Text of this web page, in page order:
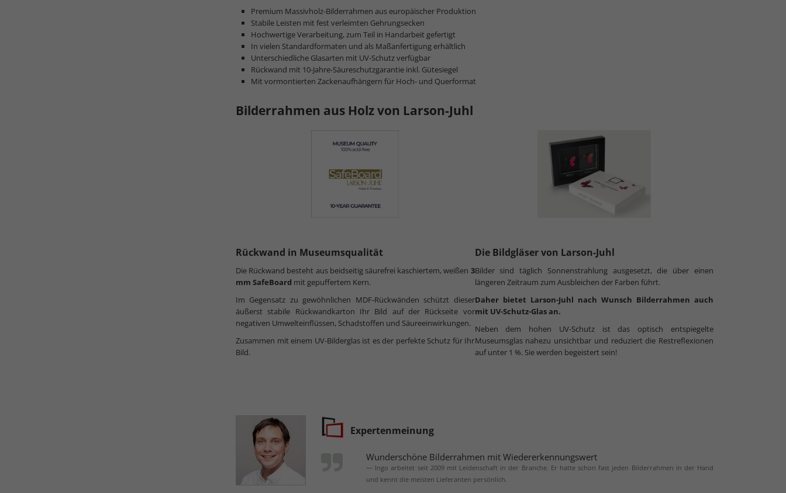
Premium Massivholz-Bilderrahmen aus europäischer Produktion
Stabile Leisten mit fest verleimten Gehrungsecken
Hochwertige Verarbeitung, zum Teil in Handarbeit gefertigt
In vielen Standardformaten und als Maßanfertigung erhältlich
Unterschiedliche Glasarten mit UV-Schutz verfügbar
Rückwand mit 10-Jahre-Säureschutzgarantie inkl. Gütesiegel
Mit vormontierten Zackenaufhängern für Hoch- und Querformat
Bilderrahmen aus Holz von Larson-Juhl
Rückwand in Museumsqualität
Die Rückwand besteht aus beidseitig säurefrei kaschiertem, weißen 3
mm SafeBoard mit gepuffertem Kern.
Im Gegensatz zu gewöhnlichen MDF-Rückwänden schützt dieser
äußerst stabile Rückwandkarton Ihr Bild auf der Rückseite vor
negativen Umwelteinflüssen, Schadstoffen und Säureeinwirkungen.
Zusammen mit einem UV-Bilderglas ist es der perfekte Schutz für Ihr
Bild.
Die Bildgläser von Larson-Juhl
Bilder sind täglich Sonnenstrahlung ausgesetzt, die über einen
längeren Zeitraum zum Ausbleichen der Farben führt.
Daher bietet Larson-Juhl nach Wunsch Bilderrahmen auch
mit UV-Schutz-Glas an.
Neben dem hohen UV-Schutz ist das optisch entspiegelte
Museumsglas nahezu unsichtbar und reduziert die Restreflexionen
auf unter 1 %. Sie werden begeistert sein!
Expertenmeinung
Wunderschöne Bilderrahmen mit Wiedererkennungswert
Ingo arbeitet seit 2009 mit Leidenschaft in der Branche. Er hatte schon fast jeden Bilderrahmen in der Hand
und kennt die meisten Lieferanten persönlich.